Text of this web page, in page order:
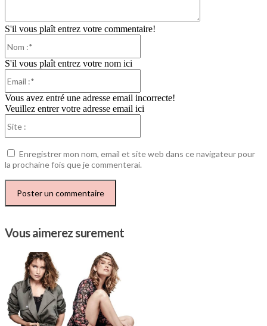
S'il vous plaît entrez votre commentaire!
S'il vous plaît entrez votre nom ici
Vous avez entré une adresse email incorrecte!
Veuillez entrer votre adresse email ici
Enregistrer mon nom, email et site web dans ce navigateur pour
la prochaine fois que je commenterai.
Vous aimerez surement